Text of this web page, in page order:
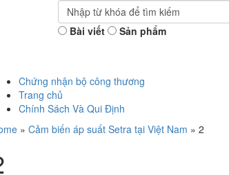
Bài viết
Sản phẩm
Chứng nhận bộ công thương
Trang chủ
Chính Sách Và Qui Định
» Cảm biến áp suất Setra tại Việt Nam » 2